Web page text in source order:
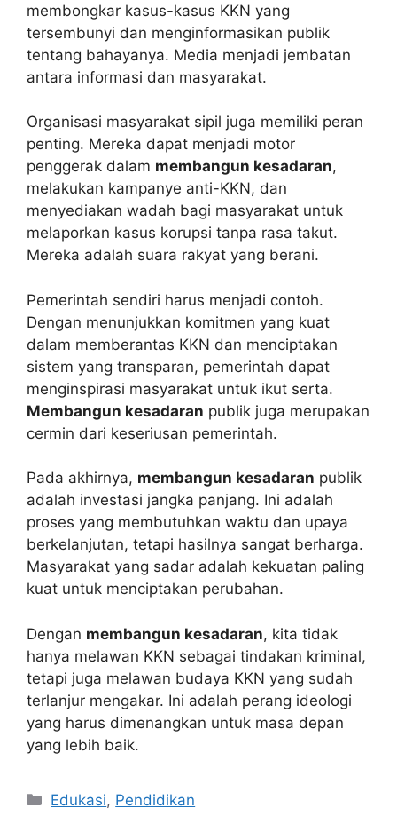
membongkar kasus-kasus KKN yang
tersembunyi dan menginformasikan publik
tentang bahayanya. Media menjadi jembatan
antara informasi dan masyarakat.
Organisasi masyarakat sipil juga memiliki peran
penting. Mereka dapat menjadi motor
penggerak dalam membangun kesadaran,
melakukan kampanye anti-KKN, dan
menyediakan wadah bagi masyarakat untuk
melaporkan kasus korupsi tanpa rasa takut.
Mereka adalah suara rakyat yang berani.
Pemerintah sendiri harus menjadi contoh.
Dengan menunjukkan komitmen yang kuat
dalam memberantas KKN dan menciptakan
sistem yang transparan, pemerintah dapat
menginspirasi masyarakat untuk ikut serta.
Membangun kesadaran publik juga merupakan
cermin dari keseriusan pemerintah.
Pada akhirnya, membangun kesadaran publik
adalah investasi jangka panjang. Ini adalah
proses yang membutuhkan waktu dan upaya
berkelanjutan, tetapi hasilnya sangat berharga.
Masyarakat yang sadar adalah kekuatan paling
kuat untuk menciptakan perubahan.
Dengan membangun kesadaran, kita tidak
hanya melawan KKN sebagai tindakan kriminal,
tetapi juga melawan budaya KKN yang sudah
terlanjur mengakar. Ini adalah perang ideologi
yang harus dimenangkan untuk masa depan
yang lebih baik.
Kategori
Edukasi, Pendidikan